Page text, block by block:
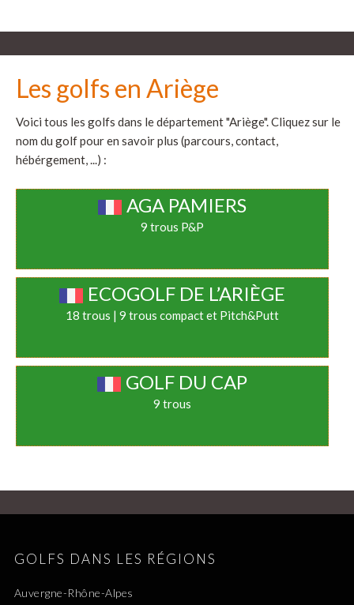
Les golfs en Ariège
Voici tous les golfs dans le département "Ariège". Cliquez sur le
nom du golf pour en savoir plus (parcours, contact,
hébérgement, ...) :
AGA PAMIERS
9 trous P&P
ECOGOLF DE L’ARIÈGE
18 trous | 9 trous compact et Pitch&Putt
GOLF DU CAP
9 trous
GOLFS DANS LES RÉGIONS
Auvergne-Rhône-Alpes